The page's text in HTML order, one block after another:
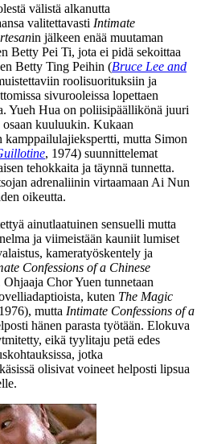
välistä alkanutta
valitettavasti Intimate
in jälkeen enää muutaman
Betty Pei Ti, jota ei pidä sekoittaa
Betty Ting Peihin (Bruce Lee and
roolisuorituksiin ja
sivurooleissa lopettaen
Yueh Hua on poliisipäällikönä juuri
kuuluukin. Kukaan
kamppailulajiekspertti, mutta Simon
, 1974) suunnittelemat
tehokkaita ja täynnä tunnetta.
adrenaliinin virtaamaan Ai Nun
oikeutta.
ainutlaatuinen sensuelli mutta
ja viimeistään kauniit lumiset
kameratyöskentely ja
Confessions of a Chinese
Ohjaaja Chor Yuen tunnetaan
kuten The Magic
mutta Intimate Confessions of a
hänen parasta työtään. Elokuva
eikä tyylitaju petä edes
jotka
olisivat voineet helposti lipsua